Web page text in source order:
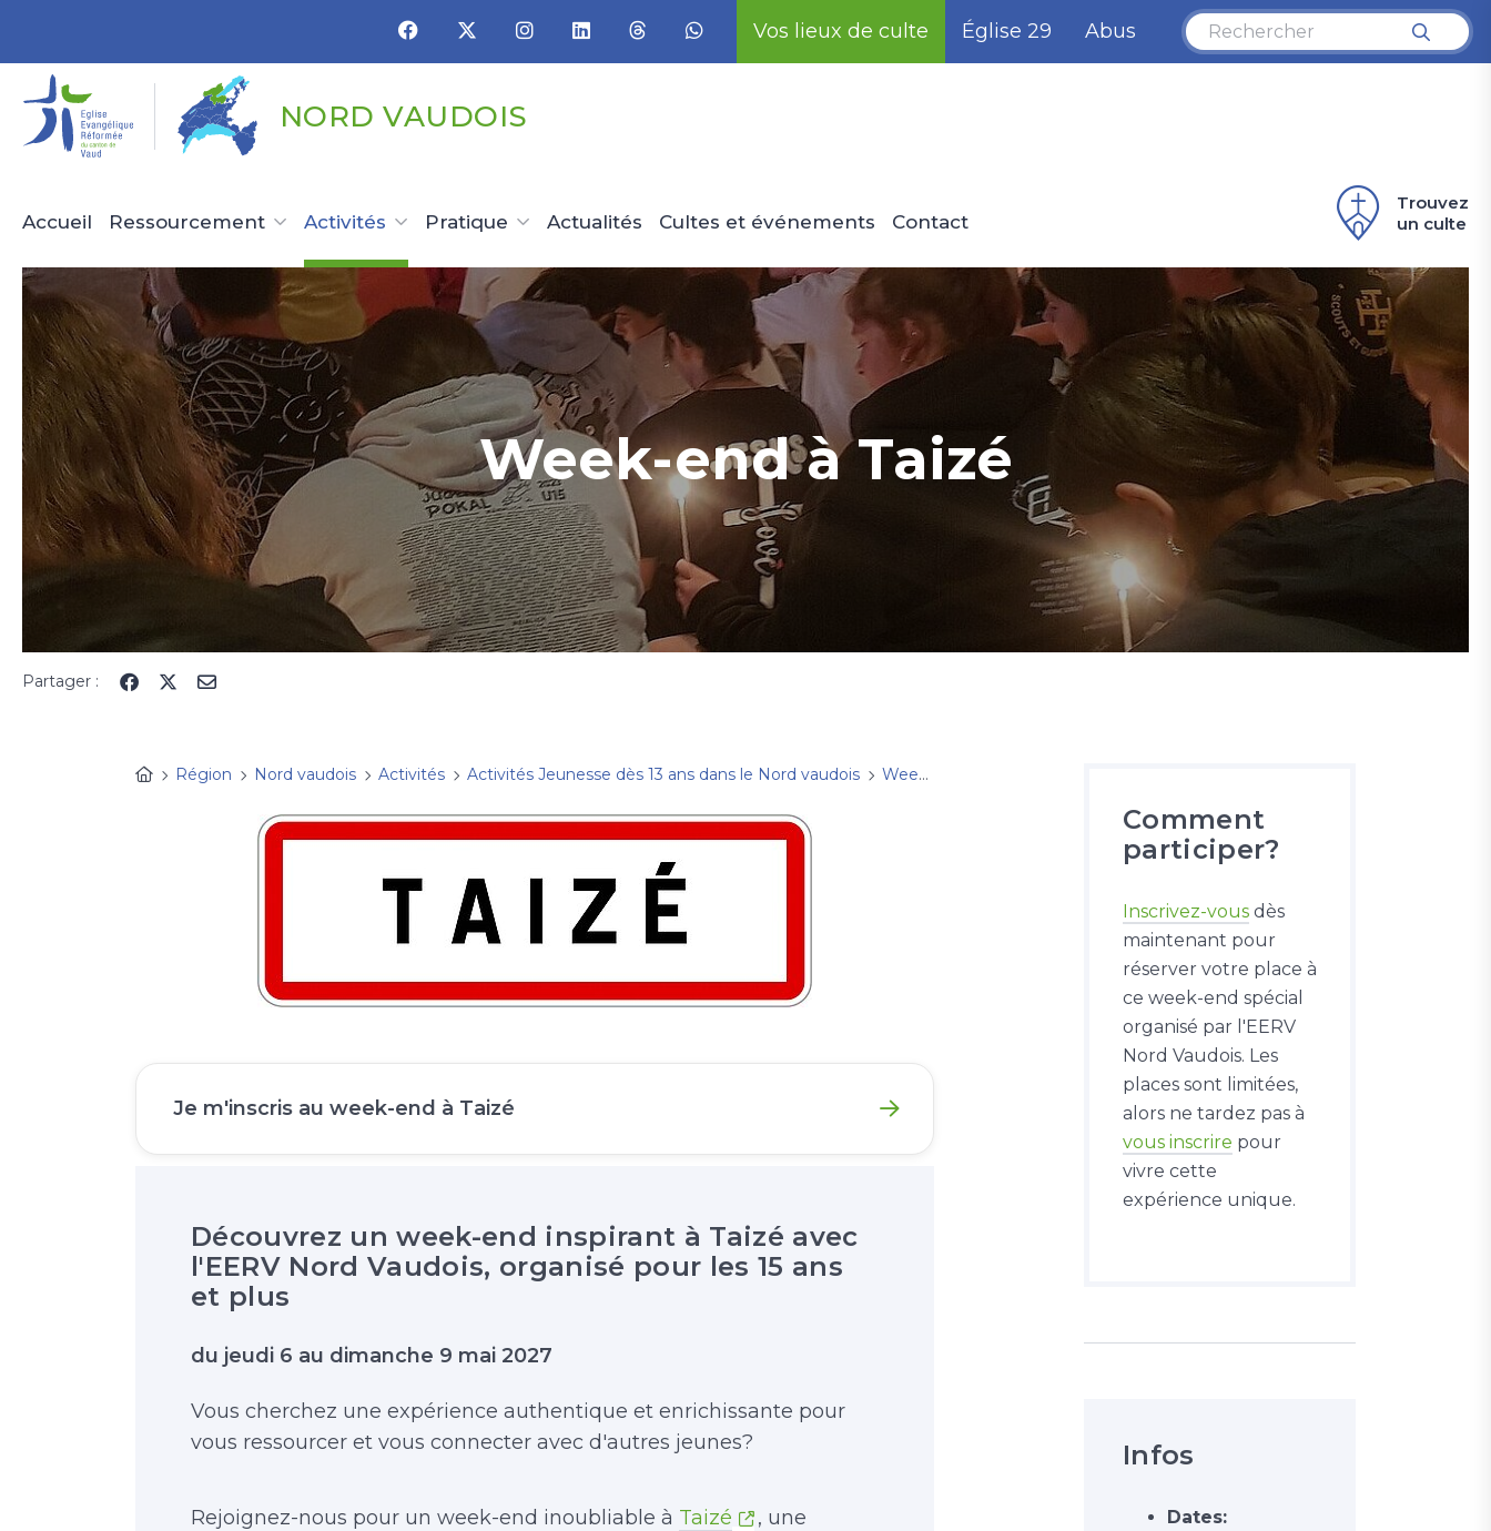
Vos lieux de culte Église 29 Abus
NORD VAUDOIS
Accueil Ressourcement Activités Pratique Actualités Cultes et événements Contact
Trouvez
un culte
Week-end à Taizé
Partager :
Région Nord vaudois Activités Activités Jeunesse dès 13 ans dans le Nord vaudois Week-end à Taizé
Je m'inscris au week-end à Taizé
Découvrez un week-end inspirant à Taizé avec
l'EERV Nord Vaudois, organisé pour les 15 ans
et plus
du jeudi 6 au dimanche 9 mai 2027
Vous cherchez une expérience authentique et enrichissante pour
vous ressourcer et vous connecter avec d'autres jeunes?
Rejoignez-nous pour un week-end inoubliable à Taizé
, une
Comment
participer?
Inscrivez-vous dès
maintenant pour
réserver votre place à
ce week-end spécial
organisé par l'EERV
Nord Vaudois. Les
places sont limitées,
alors ne tardez pas à
vous inscrire pour
vivre cette
expérience unique.
Infos
Dates: